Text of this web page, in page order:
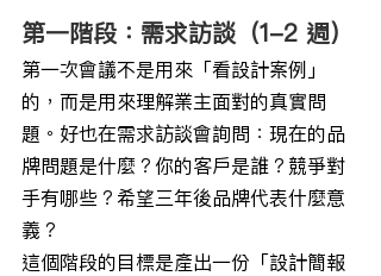
第一階段：需求訪談（1-2 週）
第一次會議不是用來「看設計案例」
的，而是用來理解業主面對的真實問
題。好也在需求訪談會詢問：現在的品
牌問題是什麼？你的客戶是誰？競爭對
手有哪些？希望三年後品牌代表什麼意
義？
這個階段的目標是產出一份「設計簡報